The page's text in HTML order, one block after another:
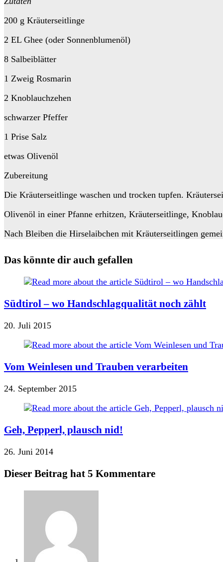
200 g Kräuterseitlinge
2 EL Ghee (oder Sonnenblumenöl)
8 Salbeiblätter
1 Zweig Rosmarin
2 Knoblauchzehen
schwarzer Pfeffer
1 Prise Salz
etwas Olivenöl
Zubereitung
Die Kräuterseitlinge waschen und trocken tupfen.
Olivenöl in einer Pfanne erhitzen, Kräuterseitlinge,
Nach Bleiben die Hirselaibchen mit Kräuterseitlingen
Das könnte dir auch gefallen
Südtirol – wo Handschlagqualität noch zählt
20. Juli 2015
Vom Weinlesen und Trauben verarbeiten
24. September 2015
Geh, Pepperl, plausch nid!
26. Juni 2014
Dieser Beitrag hat 5 Kommentare